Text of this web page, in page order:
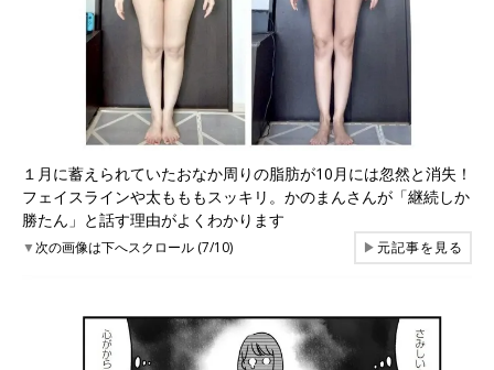
１月に蓄えられていたおなか周りの脂肪が10月には忽然と消失！
フェイスラインや太もももスッキリ。かのまんさんが「継続しか
勝たん」と話す理由がよくわかります
▼次の画像は下へスクロール (7/10) ▶元記事を見る